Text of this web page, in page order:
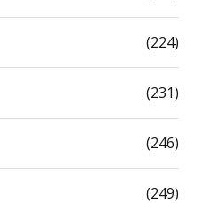
(224)
(231)
(246)
(249)